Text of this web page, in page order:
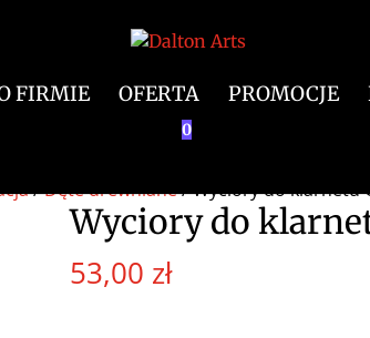
FIRMIE OFERTA PROMOCJE
0
/Dęte drewniane/ Wyciory do klarnetu
Wyciory do
53,00 zł